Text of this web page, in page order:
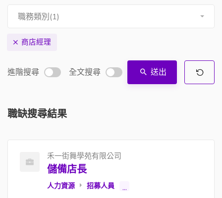
職務類別(1)
商店經理
進階搜尋 全文搜尋 送出
職缺搜尋結果
禾一街舞學苑有限公司
儲備店長
人力資源 招募人員 ...